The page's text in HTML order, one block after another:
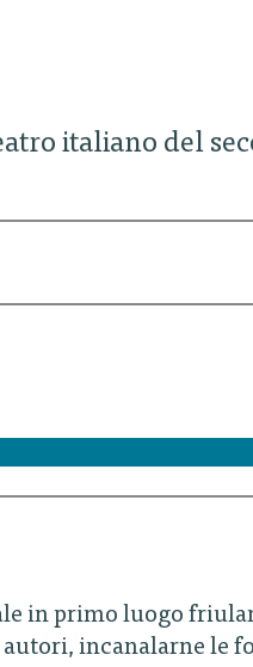
italiano del
in primo luogo
incanalarne le